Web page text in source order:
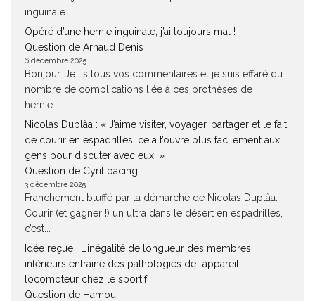
inguinale....
Opéré d’une hernie inguinale, j’ai toujours mal !
Question de Arnaud Denis
6 décembre 2025
Bonjour. Je lis tous vos commentaires et je suis effaré du
nombre de complications liée à ces prothèses de
hernie....
Nicolas Duplàa : « J’aime visiter, voyager, partager et le fait
de courir en espadrilles, cela t’ouvre plus facilement aux
gens pour discuter avec eux. »
Question de Cyril pacing
3 décembre 2025
Franchement bluffé par la démarche de Nicolas Duplàa.
Courir (et gagner !) un ultra dans le désert en espadrilles,
c’est...
Idée reçue : L’inégalité de longueur des membres
inférieurs entraine des pathologies de l’appareil
locomoteur chez le sportif
Question de Hamou